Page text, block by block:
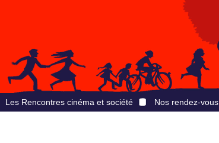
Les Rencontres cinéma et société Nos rendez-vous